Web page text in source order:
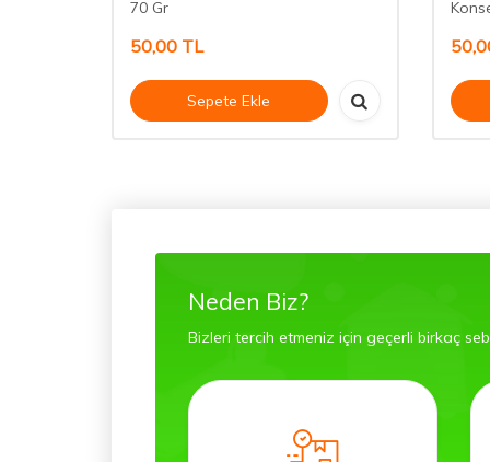
70 Gr
50,00 TL
Sepete Ekle
Neden Biz?
Bizleri tercih etmeniz için geçerli birkaç